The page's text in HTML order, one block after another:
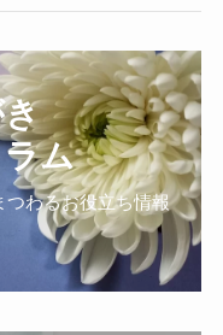
ム
つわるお役立ち情報